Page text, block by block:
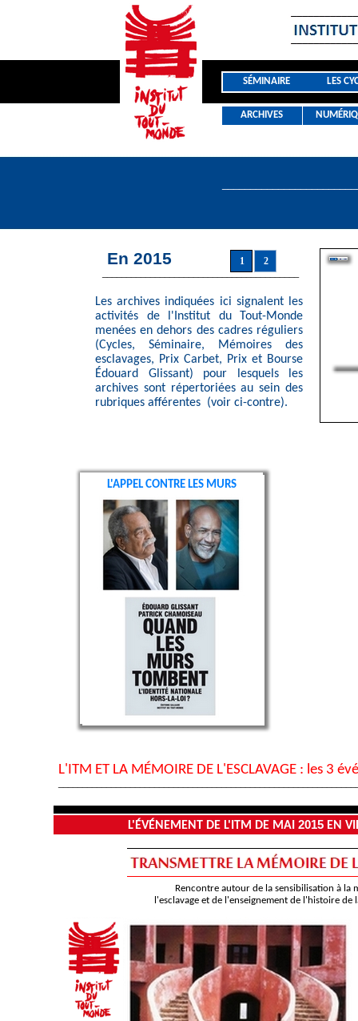
Rencontre autour de la sensibilisation à la
l'esclavage et de l'enseignement de l'histoire de
L'ÉVÉNEMENT DE L'ITM DE MAI 2015 EN
L'ITM ET LA MÉMOIRE DE L'ESCLAVAGE : les 3
1 2
L'APPEL CONTRE LES MURS
En 2015
_________________________________________
Les archives indiquées ici signalent les
activités de l'Institut du Tout-Monde
menées en dehors des cadres réguliers
(Cycles, Séminaire, Mémoires des
esclavages, Prix Carbet, Prix et Bourse
Édouard Glissant) pour lesquels les
archives sont répertoriées au sein des
rubriques afférentes (voir ci-contre).
ARCHIVES
SÉMINAIRE LES